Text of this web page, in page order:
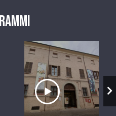
Ascolta il